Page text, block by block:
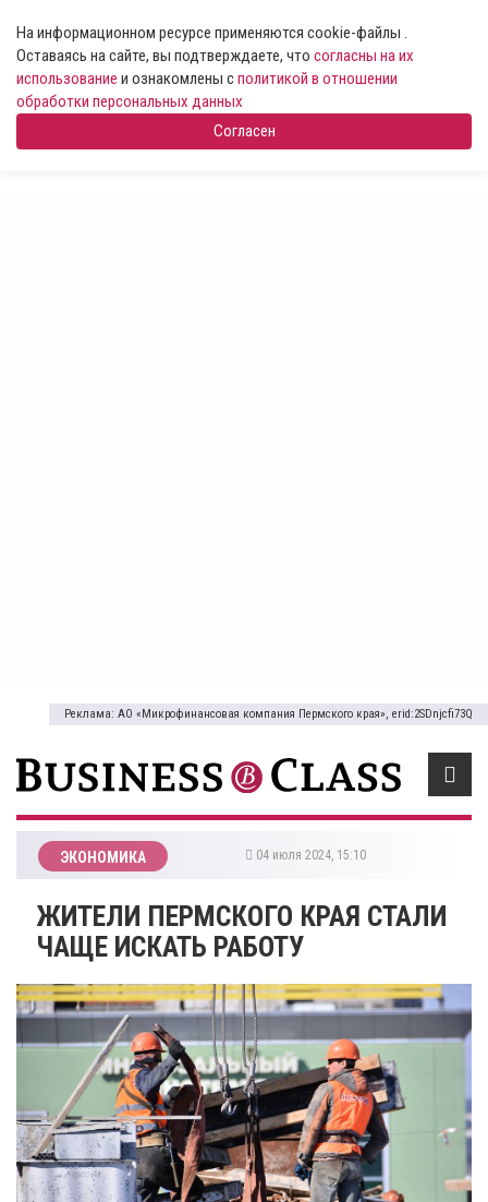
На информационном ресурсе применяются cookie-файлы .
Оставаясь на сайте, вы подтверждаете, что согласны на их
использование и ознакомлены сполитикой в отношении
обработки персональных данных
Согласен
Реклама: АО «Микрофинансовая компания Пермского края», erid:2SDnjcfi73Q
ЭКОНОМИКА 04 июля 2024, 15:10
​ЖИТЕЛИ ПЕРМСКОГО КРАЯ СТАЛИ
ЧАЩЕ ИСКАТЬ РАБОТУ